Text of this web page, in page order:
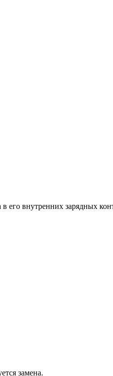
его внутренних зарядных
замена.